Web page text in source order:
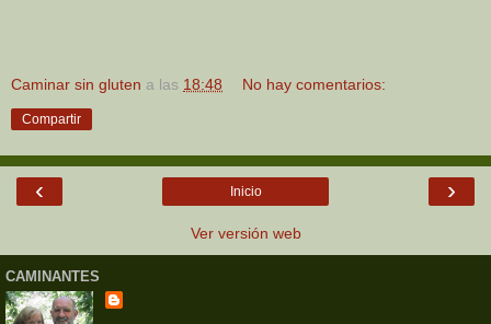
Caminar sin gluten a las 18:48 No hay comentarios:
Compartir
‹ ›
Inicio
Ver versión web
CAMINANTES